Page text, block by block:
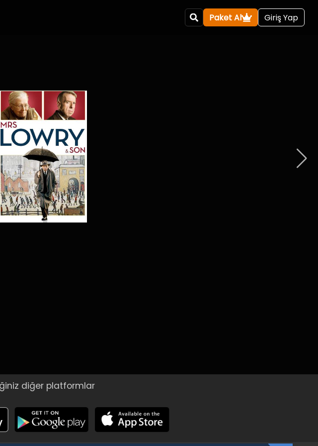
Paket Al Giriş Yap
diğer platformlar